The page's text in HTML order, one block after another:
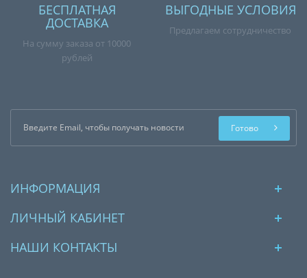
БЕСПЛАТНАЯ
ДОСТАВКА
На сумму заказа от 10000
рублей
ВЫГОДНЫЕ УСЛОВИЯ
Предлагаем сотрудничество
Готово
ИНФОРМАЦИЯ
ЛИЧНЫЙ КАБИНЕТ
НАШИ КОНТАКТЫ